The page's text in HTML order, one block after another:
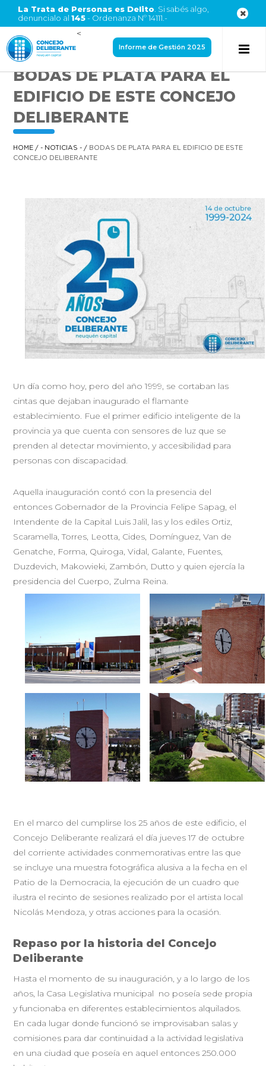
La Trata de Personas es Delito . Si sabés algo,
denuncialo al 145- Ordenanza Nº 14111.-
<
Informe de Gestión 2025
BODAS DE PLATA PARA EL
EDIFICIO DE ESTE CONCEJO
DELIBERANTE
HOME /- NOTICIAS - / BODAS DE PLATA PARA EL EDIFICIO DE ESTE
CONCEJO DELIBERANTE
Un día como hoy, pero del año 1999, se cortaban las
cintas que dejaban inaugurado el flamante
establecimiento. Fue el primer edificio inteligente de la
provincia ya que cuenta con sensores de luz que se
prenden al detectar movimiento, y accesibilidad para
personas con discapacidad.
Aquella inauguración contó con la presencia del
entonces Gobernador de la Provincia Felipe Sapag, el
Intendente de la Capital Luis Jalil, las y los ediles Ortiz,
Scaramella, Torres, Leotta, Cides, Domínguez, Van de
Genatche, Forma, Quiroga, Vidal, Galante, Fuentes,
Duzdevich, Makowieki, Zambón, Dutto y quien ejercía la
presidencia del Cuerpo, Zulma Reina.
En el marco del cumplirse los 25 años de este edificio, el
Concejo Deliberante realizará el día jueves 17 de octubre
del corriente actividades conmemorativas entre las que
se incluye una muestra fotográfica alusiva a la fecha en el
Patio de la Democracia, la ejecución de un cuadro que
ilustra el recinto de sesiones realizado por el artista local
Nicolás Mendoza, y otras acciones para la ocasión.
Repaso por la historia del Concejo
Deliberante
Hasta el momento de su inauguración, y a lo largo de los
años, la Casa Legislativa municipal no poseía sede propia
y funcionaba en diferentes establecimientos alquilados.
En cada lugar donde funcionó se improvisaban salas y
comisiones para dar continuidad a la actividad legislativa
en una ciudad que poseía en aquel entonces 250.000